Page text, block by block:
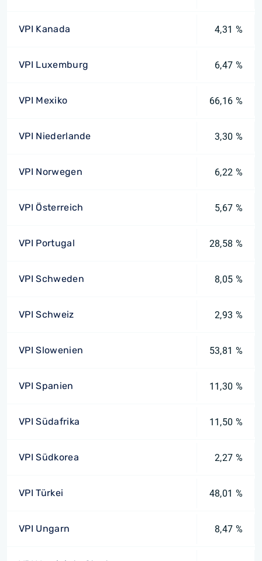
VPI Kanada 4,31 %
VPI Luxemburg 6,47 %
VPI Mexiko 66,16 %
VPI Niederlande 3,30 %
VPI Norwegen 6,22 %
VPI Österreich 5,67 %
VPI Portugal 28,58 %
VPI Schweden 8,05 %
VPI Schweiz 2,93 %
VPI Slowenien 53,81 %
VPI Spanien 11,30 %
VPI Südafrika 11,50 %
VPI Südkorea 2,27 %
VPI Türkei 48,01 %
VPI Ungarn 8,47 %